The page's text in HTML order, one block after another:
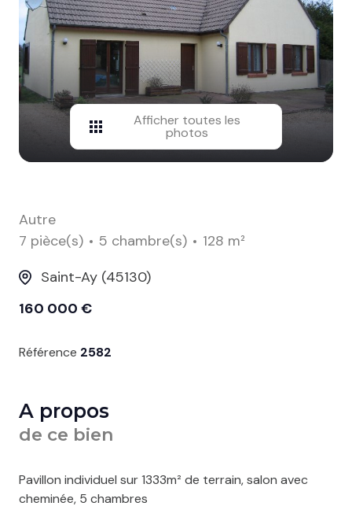
contact
Afficher toutes les
photos
Autre
7 pièce(s)
5 chambre(s)
128 m²
Saint-Ay (45130)
160 000 €
Référence 2582
A propos
de ce bien
Pavillon individuel sur 1333m² de terrain, salon avec
cheminée, 5 chambres